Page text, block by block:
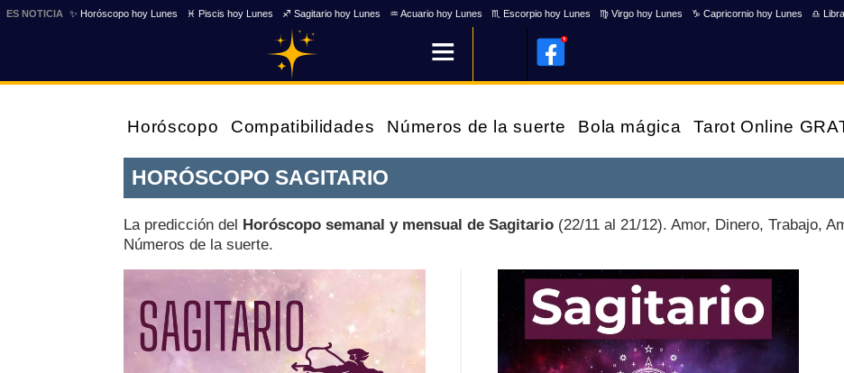
ES NOTICIA ✨ Horóscopo hoy Lunes ♓ Piscis hoy Lunes ♐ Sagitario hoy Lunes ♒ Acuario hoy Lunes ♏ Escorpio hoy Lunes ♍ Virgo hoy Lunes ♑ Capricornio hoy Lunes ♎
Horóscopo Compatibilidades Números de la suerte Bola mágica Tarot Online
HORÓSCOPO SAGITARIO
La predicción del Horóscopo semanal y mensual de Sagitario (22/11 al 21/12). Amor, Dinero, Trabajo,
Números de la suerte.